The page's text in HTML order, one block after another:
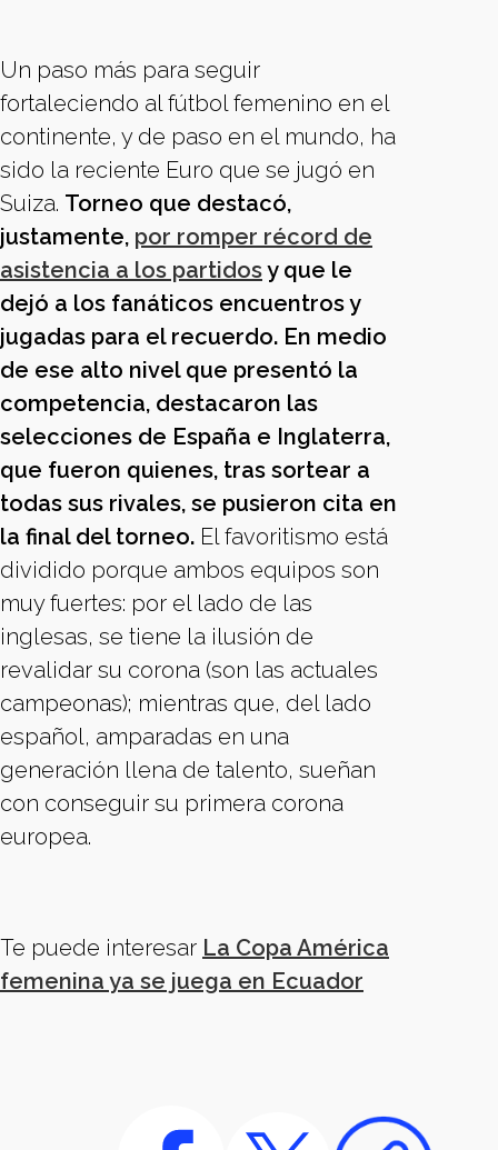
Un paso más para seguir
fortaleciendo al fútbol femenino en el
continente, y de paso en el mundo, ha
sido la reciente Euro que se jugó en
Suiza. Torneo que destacó,
justamente, por romper récord de
asistencia a los partidosy que le
dejó a los fanáticos encuentros y
jugadas para el recuerdo. En medio
de ese alto nivel que presentó la
competencia, destacaron las
selecciones de España e Inglaterra,
que fueron quienes, tras sortear a
todas sus rivales, se pusieron cita en
la final del torneo. El favoritismo está
dividido porque ambos equipos son
muy fuertes: por el lado de las
inglesas, se tiene la ilusión de
revalidar su corona (son las actuales
campeonas); mientras que, del lado
español, amparadas en una
generación llena de talento, sueñan
con conseguir su primera corona
europea.
Te puede interesar La Copa América
femenina ya se juega en Ecuador